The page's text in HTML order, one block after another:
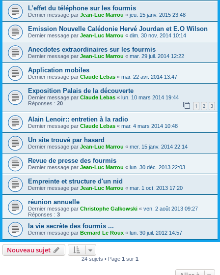
L’effet du téléphone sur les fourmis
Dernier message par Jean-Luc Marrou « jeu. 15 janv. 2015 23:48
Emission Nouvelle Calédonie Hervé Jourdan et E.O Wilson
Dernier message par Jean-Luc Marrou « dim. 30 nov. 2014 10:14
Anecdotes extraordinaires sur les fourmis
Dernier message par Jean-Luc Marrou « mar. 29 juil. 2014 12:22
Application mobiles
Dernier message par Claude Lebas « mar. 22 avr. 2014 13:47
Exposition Palais de la découverte
Dernier message par Claude Lebas « lun. 10 mars 2014 19:44
Réponses : 20 1 2 3
Alain Lenoir:: entretien à la radio
Dernier message par Claude Lebas « mar. 4 mars 2014 10:48
Un site trouvé par hasard
Dernier message par Jean-Luc Marrou « mer. 15 janv. 2014 22:14
Revue de presse des fourmis
Dernier message par Jean-Luc Marrou « lun. 30 déc. 2013 22:03
Empreinte et structure d'un nid
Dernier message par Jean-Luc Marrou « mar. 1 oct. 2013 17:20
réunion annuelle
Dernier message par Christophe Galkowski « ven. 2 août 2013 09:27
Réponses : 3
la vie secrète des fourmis ...
Dernier message par Bernard Le Roux « lun. 30 juil. 2012 14:57
Nouveau sujet
24 sujets • Page 1 sur 1